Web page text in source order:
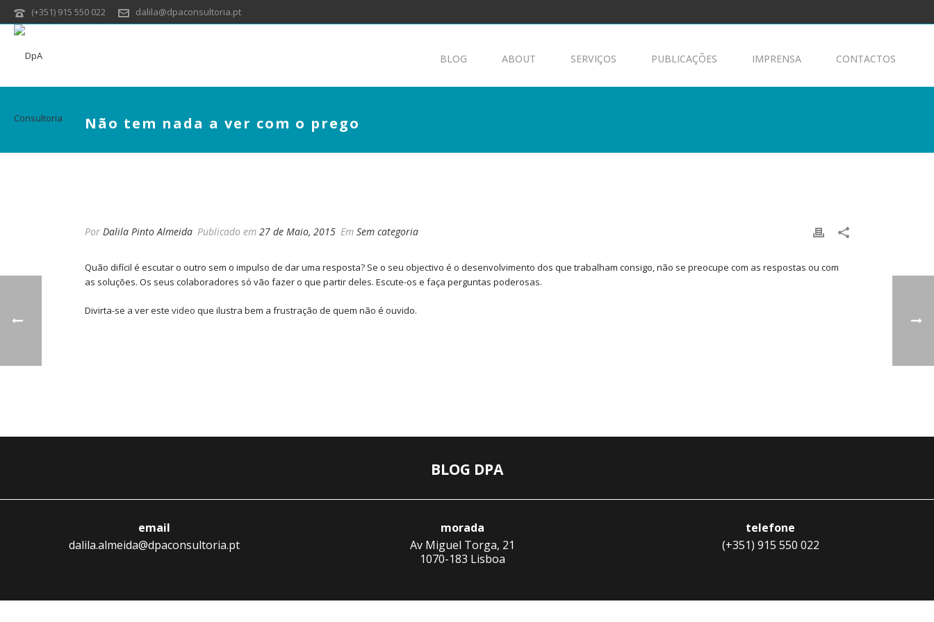
(+351) 915 550 022 dalila@dpaconsultoria.pt
BLOG ABOUT SERVIÇOS PUBLICAÇÕES IMPRENSA CONTACTOS
Não tem nada a ver com o prego
Por Dalila Pinto Almeida Publicado em 27 de Maio, 2015 Em Sem categoria
Quão difícil é escutar o outro sem o impulso de dar uma resposta? Se o seu objectivo é o desenvolvimento dos que trabalham consigo, não se preocupe com as respostas ou com
as soluções. Os seus colaboradores só vão fazer o que partir deles. Escute-os e faça perguntas poderosas.
Divirta-se a ver este video que ilustra bem a frustração de quem não é ouvido.
BLOG DPA
email
dalila.almeida@dpaconsultoria.pt
morada
Av Miguel Torga, 21
1070-183 Lisboa
telefone
(+351) 915 550 022